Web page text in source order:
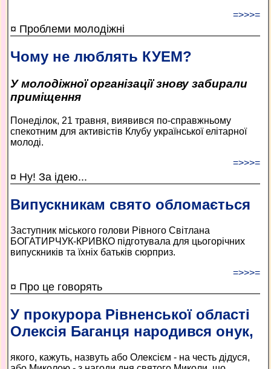
=>>>=
¤ Проблеми молодіжні
Чому не люблять КУЕМ?
У молодіжної організації знову забирали
приміщення
Понеділок, 21 травня, виявився по-справжньому
спекотним для активістів Клубу української елітарної
молоді.
=>>>=
¤ Ну! За ідею...
Випускникам свято обломається
Заступник міського голови Рівного Світлана
БОГАТИРЧУК-КРИВКО підготувала для цьогорічних
випускників та їхніх батьків сюрприз.
=>>>=
¤ Про це говорять
У прокурора Рівненської області
Олексія Баганця народився онук,
якого, кажуть, назвуть або Олексієм - на честь дідуся,